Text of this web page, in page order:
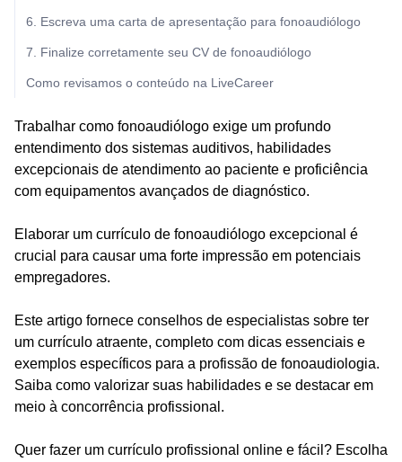
6. Escreva uma carta de apresentação para fonoaudiólogo
7. Finalize corretamente seu CV de fonoaudiólogo
Como revisamos o conteúdo na LiveCareer
Trabalhar como fonoaudiólogo exige um profundo
entendimento dos sistemas auditivos, habilidades
excepcionais de atendimento ao paciente e proficiência
com equipamentos avançados de diagnóstico.
Elaborar um currículo de fonoaudiólogo excepcional é
crucial para causar uma forte impressão em potenciais
empregadores.
Este artigo fornece conselhos de especialistas sobre ter
um currículo atraente, completo com dicas essenciais e
exemplos específicos para a profissão de fonoaudiologia.
Saiba como valorizar suas habilidades e se destacar em
meio à concorrência profissional.
Quer fazer um currículo profissional online e fácil? Escolha